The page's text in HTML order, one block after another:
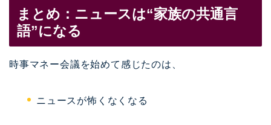
まとめ：ニュースは“家族の共通言
語”になる
時事マネー会議を始めて感じたのは、
ニュースが怖くなくなる